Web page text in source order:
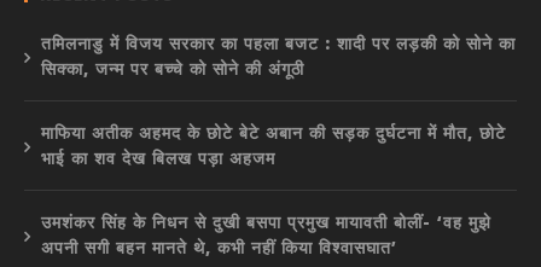
तमिलनाडु में विजय सरकार का पहला बजट : शादी पर लड़की को सोने का
सिक्का, जन्म पर बच्चे को सोने की अंगूठी
माफिया अतीक अहमद के छोटे बेटे अबान की सड़क दुर्घटना में मौत, छोटे
भाई का शव देख बिलख पड़ा अहजम
उमशंकर सिंह के निधन से दुखी बसपा प्रमुख मायावती बोलीं- ‘वह मुझे
अपनी सगी बहन मानते थे, कभी नहीं किया विश्वासघात’